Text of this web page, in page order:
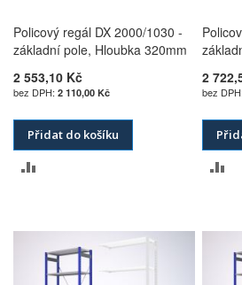
Policový regál DX 2000/1030 -
základní pole, Hloubka 320mm
2 553,10 Kč
2 110,00 Kč
Přidat do košíku
POROVNÁNÍ
2